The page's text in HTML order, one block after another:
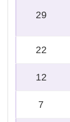
29
22
12
7